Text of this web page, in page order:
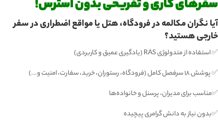
سفرهای کاری و تفریحی بدون استرس!
آیا نگران مکالمه در فرودگاه، هتل یا مواقع اضطراری در سفر
خارجی هستید؟
✅ استفاده از متدولوژی RAS (یادگیری عمیق و کاربردی)
✅ پوشش ۱۸ سرفصل کامل (فرودگاه، رستوران، خرید، سفارت، امنیت و...)
✅مناسب برای مدیران، پرسنل و خانواده‌ها
✅بدون نیاز به دانش گرامری پیچیده